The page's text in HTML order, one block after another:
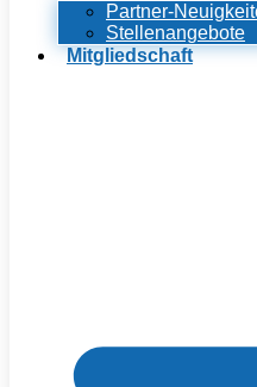
Partner-
Stellenangebote
Mitgliedschaft